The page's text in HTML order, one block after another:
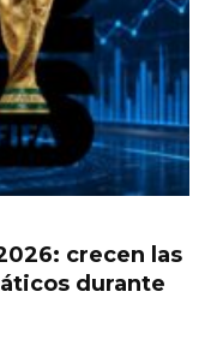
crecen las
durante